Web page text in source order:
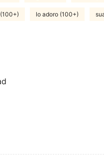
lo adoro (100+)